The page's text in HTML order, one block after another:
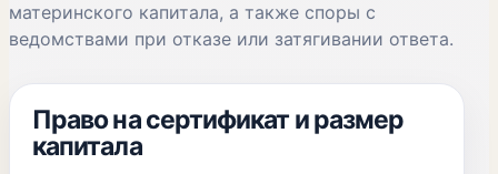
материнского капитала, а также споры с
ведомствами при отказе или затягивании ответа.
Право на сертификат и размер
капитала